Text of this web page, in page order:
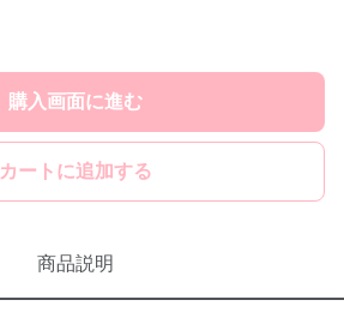
購入画面に進む
カートに追加する
商品説明